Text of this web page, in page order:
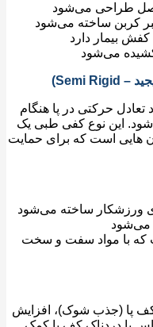
می‌شود
ساخته می‌شود
بیمار دارد
می‌شود
حرکتی در پا هنگام
این نوع کفی طبی یک
است که برای حمایت
ساخته می‌شود
با مواد سفت و سخت
(جذب شوک)، افزایش